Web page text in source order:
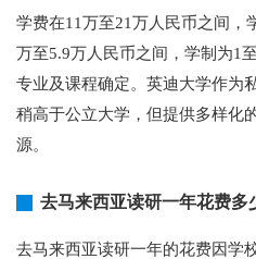
学费在11万至21万人民币之间，
万至5.9万人民币之间，学制为1
专业及课程确定。英迪大学作为
稍高于公立大学，但提供多样化
源。
去马来西亚读研一年花费多
去马来西亚读研一年的花费因学